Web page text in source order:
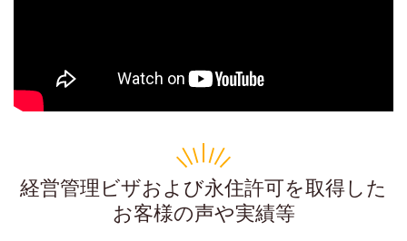
経営管理ビザおよび永住許可を取得した
お客様の声や実績等